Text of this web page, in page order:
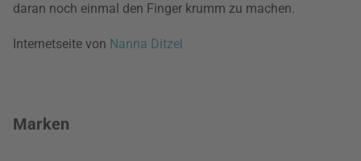
daran noch einmal den Finger krumm zu machen.
Internetseite von Nanna Ditzel
Marken